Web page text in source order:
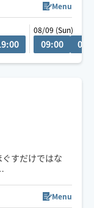
Menu
08/09 (Sun)
09:00
すだけではな
仕事もうまくい
ください💁‍♀️ Menu